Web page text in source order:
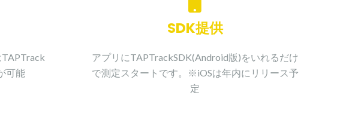
可能
SDK提供
アプリにTAPTrackSDK(Android版)をいれるだけ
で測定スタートです。※iOSは年内にリリース予
定